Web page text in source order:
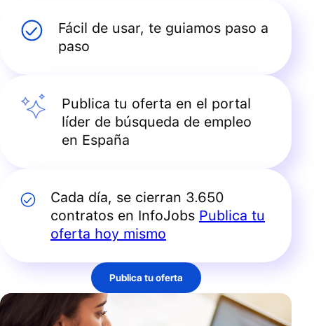
Fácil de usar, te guiamos paso a
paso
Publica tu oferta en el portal
líder de búsqueda de empleo
en España
Cada día, se cierran 3.650
contratos en InfoJobs Publica tu
oferta hoy mismo
Publica tu oferta